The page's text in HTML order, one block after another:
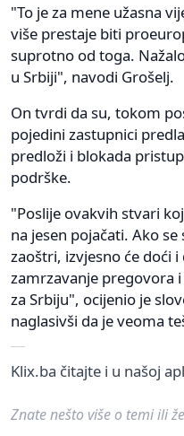
"To je za mene užasna
više prestaje biti
suprotno od toga.
u Srbiji", navodi Grošelj.
On tvrdi da su, tokom
pojedini zastupnici
predloži i blokada
podrške.
"Poslije ovakvih stvari
na jesen pojačati. Ako
zaoštri, izvjesno će doći i
zamrzavanje pregovora
za Srbiju", ocijenio je
naglasivši da je veoma
Klix.ba čitajte i u našoj
Znate nešto više o temi ili